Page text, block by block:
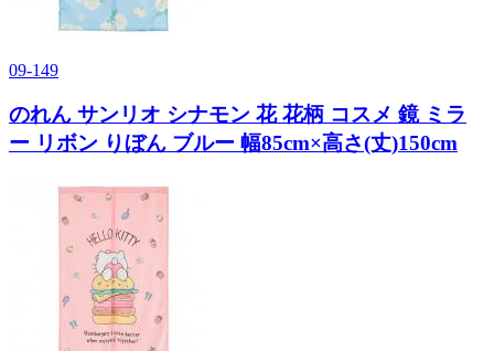
09-149
のれん サンリオ シナモン 花 花柄 コスメ 鏡 ミラ
ー リボン りぼん ブルー 幅85cm×高さ(丈)150cm